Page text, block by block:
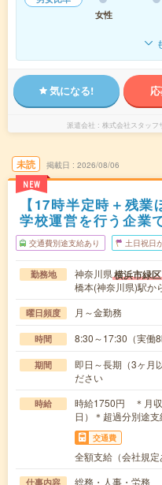
女性
気になる!
派遣会社 株式会社スタッフ
未読
NEW
掲載日 2026/08/06
【17時半定時＋残
学校運営を行う企業
交通費別途支給あり 土日祝日
勤務地 神奈川県横浜市緑区
橋本(神奈川県)駅か
曜日頻度 月～金勤務
時間 8:30～17:30（実働
期間
即日～長期（3ヶ月
ださい
時給
時給1750円 ＊月
日）＊超過分別途支
交通費
全額支給（会社規定
仕事内容
総務・人事・労務